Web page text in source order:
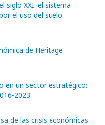
siglo XXI: el sistema
el uso del suelo
de Heritage
en un sector estratégico:
2023
de las crisis económicas